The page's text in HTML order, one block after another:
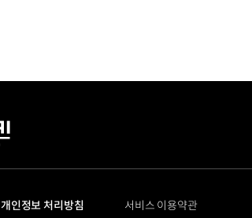
개인정보 처리방침 서비스 이용약관